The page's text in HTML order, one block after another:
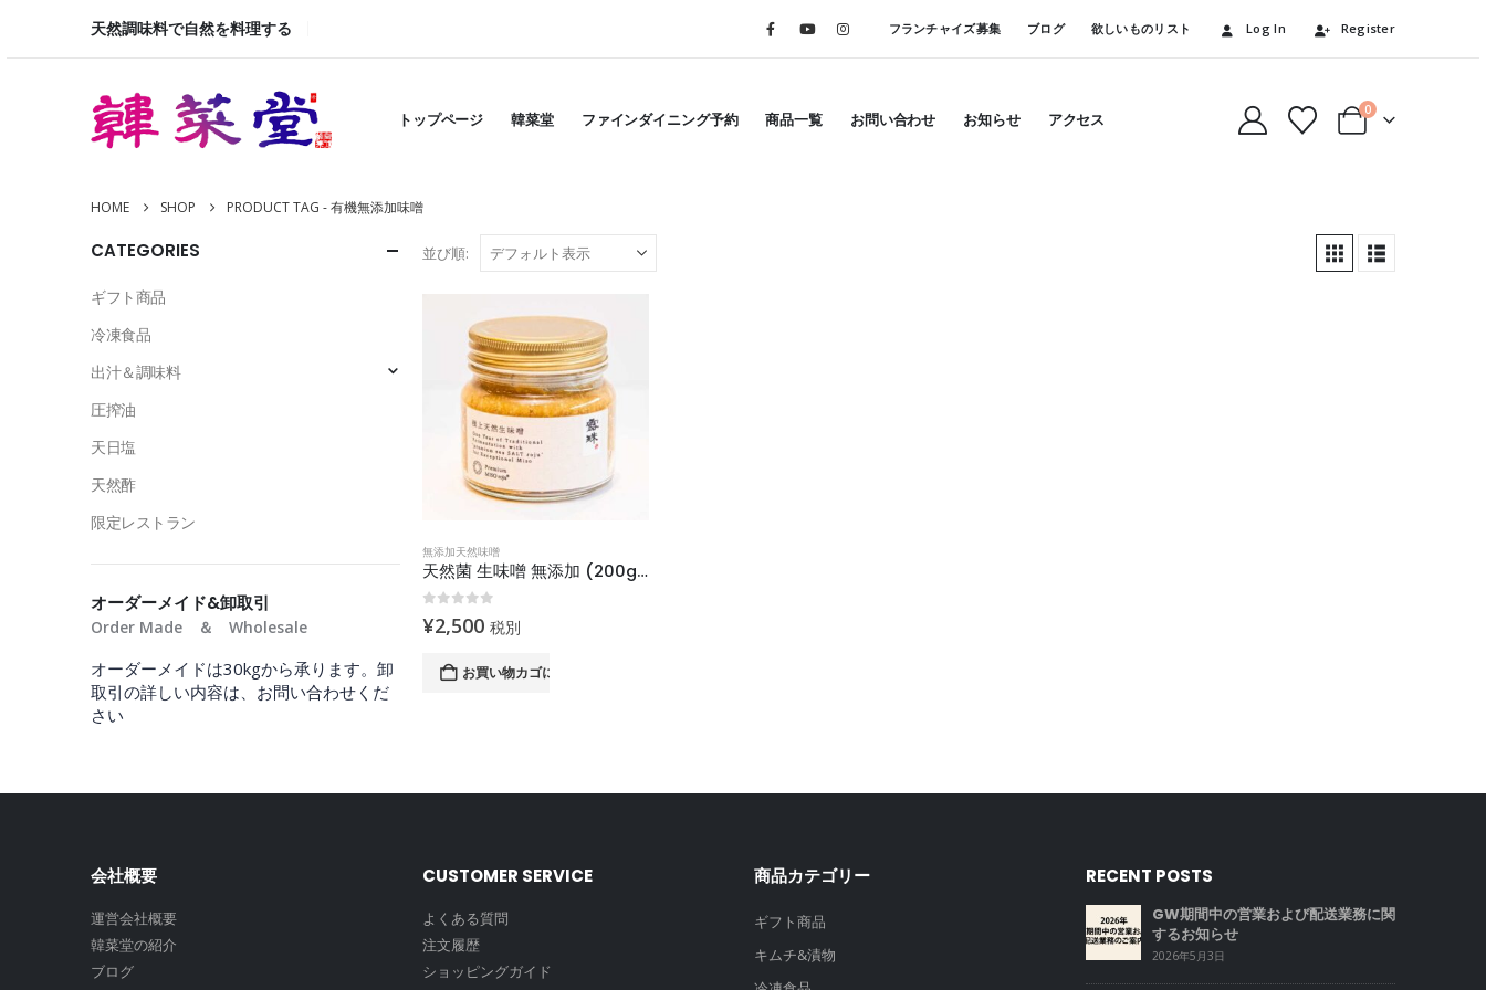
天然調味料で自然を料理する フランチャイズ募集 ブログ 欲しいものリスト Log In Register
トップページ 韓菜堂 ファインダイニング予約 商品一覧 お問い合わせ お知らせ アクセス 0
HOME SHOP PRODUCT TAG -有機無添加味噌
並び順:
無添加天然味噌
天然菌 生味噌 無添加 (200g) 2月配送予約販売
¥2,500 税別
お買い物カゴに追加
CATEGORIES
ギフト商品
冷凍食品
出汁＆調味料
圧搾油
天日塩
天然酢
限定レストラン
オーダーメイド&卸取引
Order Made ＆ Wholesale
オーダーメイドは30kgから承ります。卸
取引の詳しい内容は、お問い合わせくだ
さい
会社概要
運営会社概要
韓菜堂の紹介
ブログ
CUSTOMER SERVICE
よくある質問
注文履歴
ショッピングガイド
商品カテゴリー
ギフト商品
キムチ&漬物
RECENT POSTS
GW期間中の営業および配送業務に関
するお知らせ
2026年5月3日